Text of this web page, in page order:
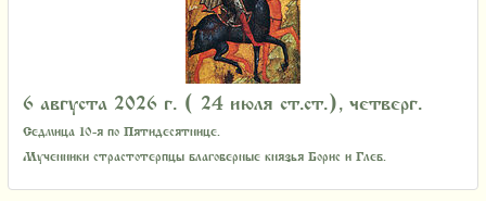
6 августа 2026 г. ( 24 июля ст.ст.), четверг.
Седмица 10-я по Пятидесятнице.
Мученники страстотерпцы благоверные князья Борис и Глеб.